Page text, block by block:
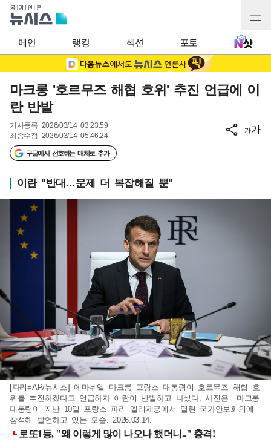
메인 랭킹 섹션 포토
마크롱 '호르무즈 해협 호위' 추진 언급에 이
란 반발
기사등록 2026/03/14 03:23:59
최종수정 2026/03/14 05:46:24
구글에서 선호하는 매체로 추가
가가
이란 "반대…문제 더 복잡해질 뿐"
[파리=AP/뉴시스] 에마뉘엘 마크롱 프랑스 대통령이 호르무즈 해협 호
위를 추진하겠다고 언급하자 이란이 반발하고 나섰다. 사진은 마크롱
대통령이 지난 10일 프랑스 파리 엘리제궁에서 열린 국가안보회의에
참석해 발언하고 있는 모습. 2026.03.14.